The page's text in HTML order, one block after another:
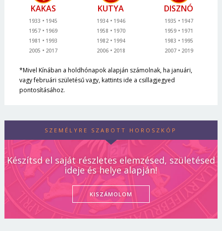
KAKAS
1933
1945
1957
1969
1981
1993
2005
2017
KUTYA
1934
1946
1958
1970
1982
1994
2006
2018
DISZNÓ
1935
1947
1959
1971
1983
1995
2007
2019
*Mivel Kínában a holdhónapok alapján számolnak, ha januári,
vagy februári születésű vagy, kattints ide a csillagjegyed
pontosításához.
SZEMÉLYRE SZABOTT HOROSZKÓP
Készítsd el saját részletes elemzésed, születésed
ideje és helye alapján!
KISZÁMOLOM